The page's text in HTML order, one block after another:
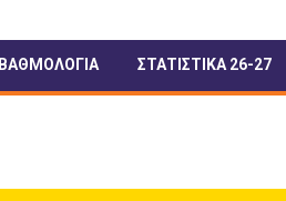
ΒΑΘΜΟΛΟΓΙΑ ΣΤΑΤΙΣΤΙΚΑ 26-27